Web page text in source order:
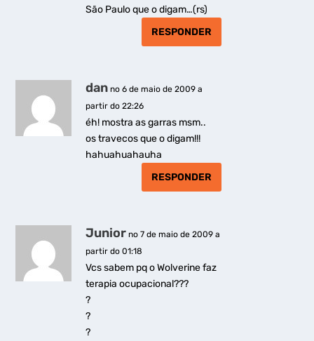
São Paulo que o digam…(rs)
RESPONDER
dan no 6 de maio de 2009 a
partir do 22:26
éh! mostra as garras msm..
os travecos que o digam!!!
hahuahuahauha
RESPONDER
Junior no 7 de maio de 2009 a
partir do 01:18
Vcs sabem pq o Wolverine faz
terapia ocupacional???
?
?
?